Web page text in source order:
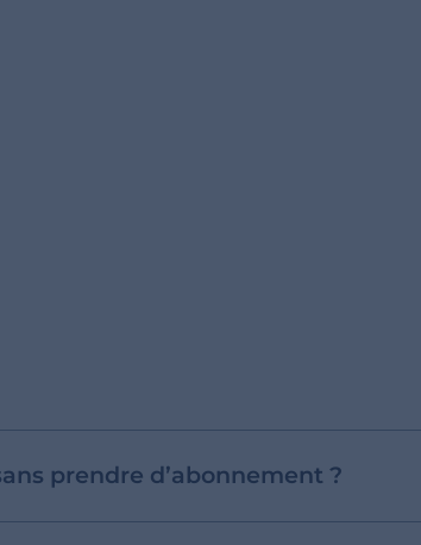
prendre d’abonnement ?